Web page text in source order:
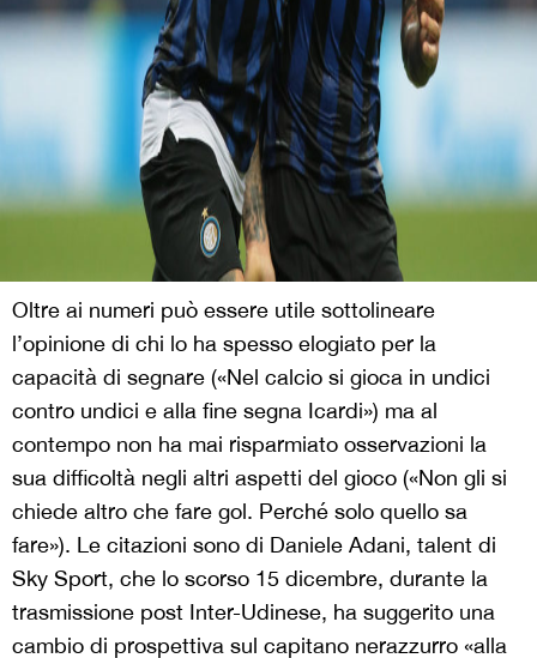
Oltre ai numeri può essere utile sottolineare
l’opinione di chi lo ha spesso elogiato per la
capacità di segnare («Nel calcio si gioca in undici
contro undici e alla fine segna Icardi») ma al
contempo non ha mai risparmiato osservazioni la
sua difficoltà negli altri aspetti del gioco («Non gli si
chiede altro che fare gol. Perché solo quello sa
fare»). Le citazioni sono di Daniele Adani, talent di
Sky Sport, che lo scorso 15 dicembre, durante la
trasmissione post Inter-Udinese, ha suggerito una
cambio di prospettiva sul capitano nerazzurro «alla